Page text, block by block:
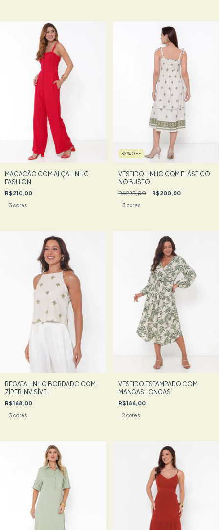
MACACÃO COM ALÇA LINHO
FASHION
R$210,00
3 cores
32 % OFF
VESTIDO LINHO COM ELÁSTICO
NO BUSTO
R$295,00 R$200,00
3 cores
REGATA LINHO BORDADO COM
ZÍPER INVISÍVEL
R$168,00
3 cores
VESTIDO ESTAMPADO COM
MANGAS LONGAS
R$186,00
2 cores